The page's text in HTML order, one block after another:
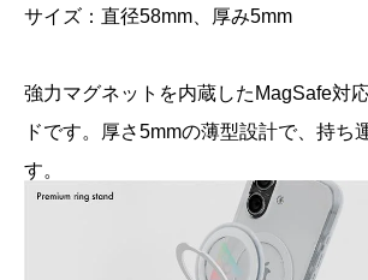
サイズ：直径58mm、厚み5mm
強力マグネットを内蔵したMagSafe対
ドです。厚さ5mmの薄型設計で、持ち
す。